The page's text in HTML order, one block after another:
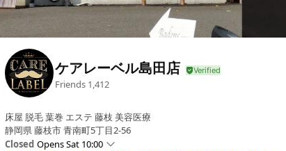
ケアレーベル島田店
Friends 1,412
床屋 脱毛 葉巻 エステ 藤枝 美容医療
静岡県 藤枝市 青南町5丁目2-56
Closed Opens Sat 10:00